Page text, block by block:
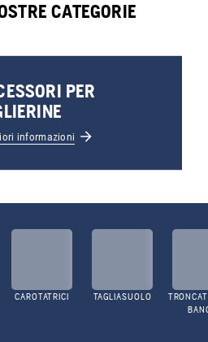
CATEGORIE
PER
informazioni
CAROTATRICI TAGLIASUOLO